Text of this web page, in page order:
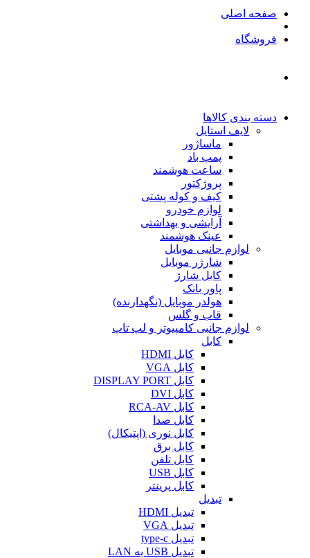
صفحه اصلی
فروشگاه
دسته بندی کالاها
لایف استایل
ماساژور
پمپ باد
ساعت هوشمند
پروژکتور
کیف و کوله پشتی
لوازم خودرو
آرایشی و بهداشتی
عینک هوشمند
لوازم جانبی موبایل
شارژر موبایل
کابل شارژ
پاور بانک
هولدر موبایل (نگهدارنده)
قاب و گلس
لوازم جانبی کامپیوتر و لپ تاپ
کابل
کابل HDMI
کابل VGA
کابل DISPLAY PORT
کابل DVI
کابل RCA-AV
کابل صدا
کابل نوری (اپتیکال)
کابل برق
کابل تلفن
کابل USB
کابل پرینتر
تبدیل
تبدیل HDMI
تبدیل VGA
تبدیل type-c
تبدیل USB به LAN